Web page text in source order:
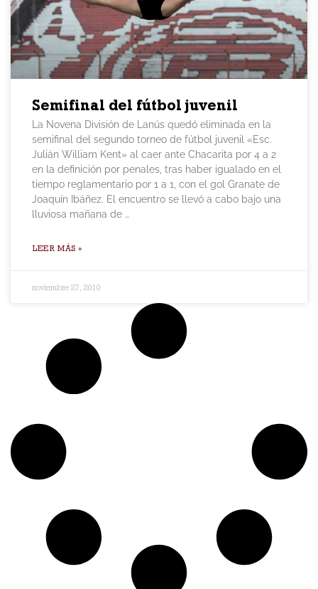
Semifinal del fútbol juvenil
La Novena División de Lanús quedó eliminada en la
semifinal del segundo torneo de fútbol juvenil «Esc.
Julián William Kent» al caer ante Chacarita por 4 a 2
en la definición por penales, tras haber igualado en el
tiempo reglamentario por 1 a 1, con el gol Granate de
Joaquín Ibáñez. El encuentro se llevó a cabo bajo una
lluviosa mañana de …
LEER MÁS »
noviembre 27, 2010